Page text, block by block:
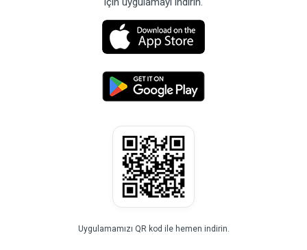
Uygulamamızı QR kod ile hemen indirin.